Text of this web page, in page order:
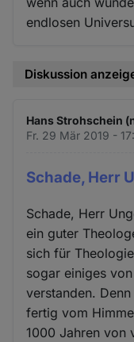
endlosen
Diskussion
Hans Strohschein
Fr. 29 Mär 2019 -
Schade, Herr
Schade, Herr
ein guter
sich für
sogar einiges
verstanden.
fertig vom
1000 Jahren von